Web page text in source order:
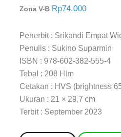
Zona V-B Rp74.000
Penerbit : Srikandi Empat
Penulis : Sukino Suparmin
ISBN : 978-602-382-555-4
Tebal : 208 Hlm
Cetakan : HVS (brightness
Ukuran : 21 × 29,7 cm
Terbit : September 2023